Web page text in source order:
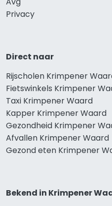
Privacy
Direct naar
Rijscholen Krimpener
Fietswinkels Krimpener
Taxi Krimpener Waard
Kapper Krimpener Waard
Gezondheid Krimpener
Afvallen Krimpener Waard
Gezond eten Krimpener
Bekend in Krimpener